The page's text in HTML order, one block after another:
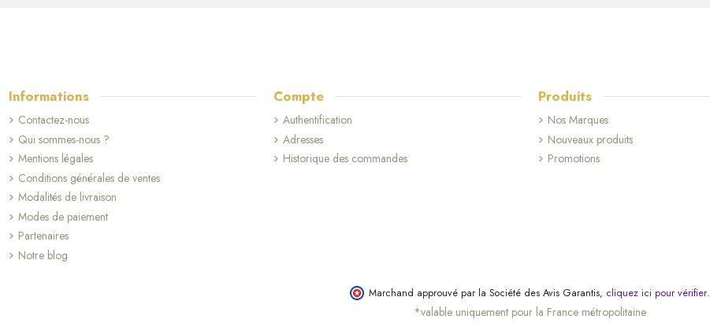
Informations
Contactez-nous
Qui sommes-nous ?
Mentions légales
Conditions générales de ventes
Modalités de livraison
Modes de paiement
Partenaires
Notre blog
Compte
Authentification
Adresses
Historique des commandes
Produits
Nos Marques
Nouveaux produits
Promotions
Marchand approuvé par la Société des Avis Garantis, cliquez ici pour vérifier.
*valable uniquement pour la France métropolitaine